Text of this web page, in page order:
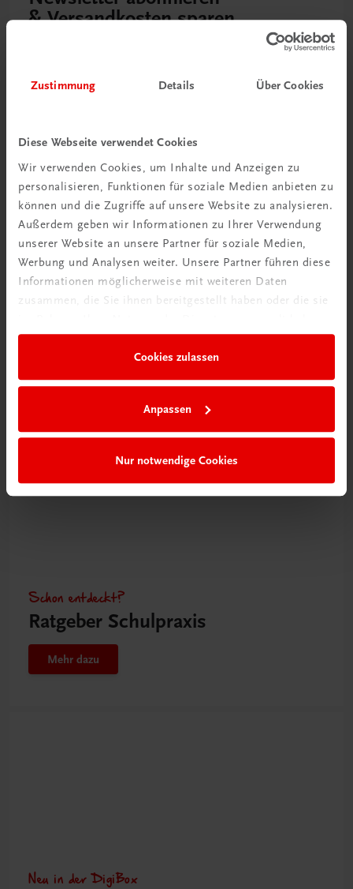
Zustimmung Details Über Cookies
Diese Webseite verwendet Cookies
Wir verwenden Cookies, um Inhalte und Anzeigen zu
personalisieren, Funktionen für soziale Medien anbieten zu
können und die Zugriffe auf unsere Website zu analysieren.
Außerdem geben wir Informationen zu Ihrer Verwendung
unserer Website an unsere Partner für soziale Medien,
Werbung und Analysen weiter. Unsere Partner führen diese
Informationen möglicherweise mit weiteren Daten
zusammen, die Sie ihnen bereitgestellt haben oder die sie
Cookies zulassen
Anpassen
Nur notwendige Cookies
& Versandkosten sparen
Neu zur DigiBox
Videos mit
Schon entdeckt?
Ratgeber Schulpraxis
Mehr dazu
Neu in der DigiBox